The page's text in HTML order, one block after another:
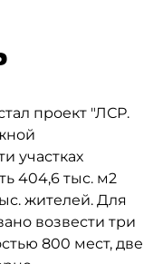
проект "ЛСР.
участках
404,6 тыс. м2
жителей. Для
возвести три
800 мест, две